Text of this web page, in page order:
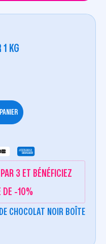
1 KG
3 ET BÉNÉFICIEZ
DE -10%
CHOCOLAT NOIR BOÎTE